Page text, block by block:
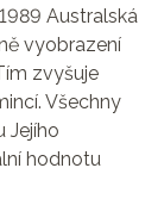
Australská
vyobrazení
zvyšuje
Všechny
Jejího
hodnotu